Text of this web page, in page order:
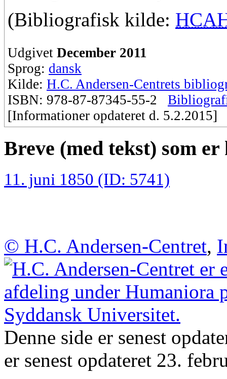
(Bibliografisk kilde:
Udgivet December 2011
Sprog: dansk
Kilde: H.C. Andersen-Centrets
ISBN: 978-87-87345-55-2
[Informationer opdateret d. 5.2.2015]
Breve (med tekst) som
11. juni 1850 (ID: 5741)
© H.C. Andersen-Centret,
Denne side er senest
er senest opdateret 23.